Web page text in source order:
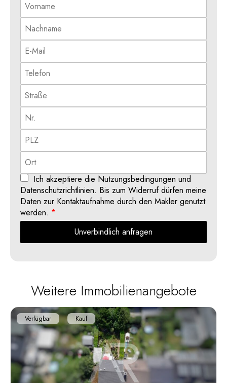
Ich akzeptiere die Nutzungsbedingungen und
Datenschutzrichtlinien. Bis zum Widerruf dürfen meine
Daten zur Kontaktaufnahme durch den Makler genutzt
werden. *
Unverbindlich anfragen
Weitere Immobilienangebote
Verfügbar Kauf